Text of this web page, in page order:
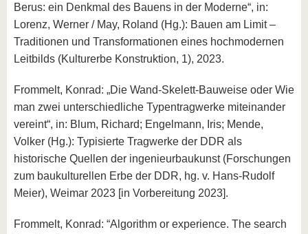
Berus: ein Denkmal des Bauens in der Moderne“, in:
Lorenz, Werner / May, Roland (Hg.): Bauen am Limit –
Traditionen und Transformationen eines hochmodernen
Leitbilds (Kulturerbe Konstruktion, 1), 2023.
Frommelt, Konrad: „Die Wand-Skelett-Bauweise oder Wie
man zwei unterschiedliche Typentragwerke miteinander
vereint“, in: Blum, Richard; Engelmann, Iris; Mende,
Volker (Hg.): Typisierte Tragwerke der DDR als
historische Quellen der ingenieurbaukunst (Forschungen
zum baukulturellen Erbe der DDR, hg. v. Hans-Rudolf
Meier), Weimar 2023 [in Vorbereitung 2023].
Frommelt, Konrad: “Algorithm or experience. The search